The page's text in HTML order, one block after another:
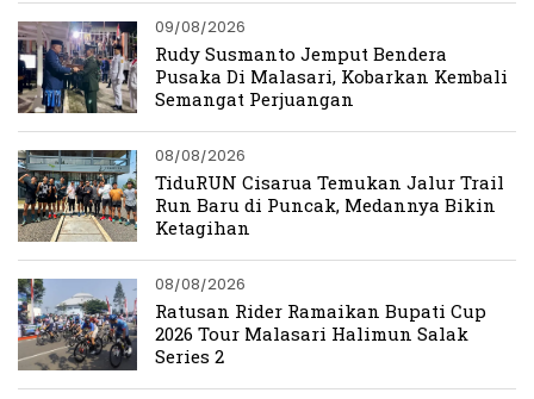
09/08/2026
Rudy Susmanto Jemput Bendera
Pusaka Di Malasari, Kobarkan Kembali
Semangat Perjuangan
08/08/2026
TiduRUN Cisarua Temukan Jalur Trail
Run Baru di Puncak, Medannya Bikin
Ketagihan
08/08/2026
Ratusan Rider Ramaikan Bupati Cup
2026 Tour Malasari Halimun Salak
Series 2